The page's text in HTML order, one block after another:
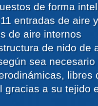
de forma
entradas de aire
de aire internos
de nido de
sea necesario
libres
gracias a su tejido